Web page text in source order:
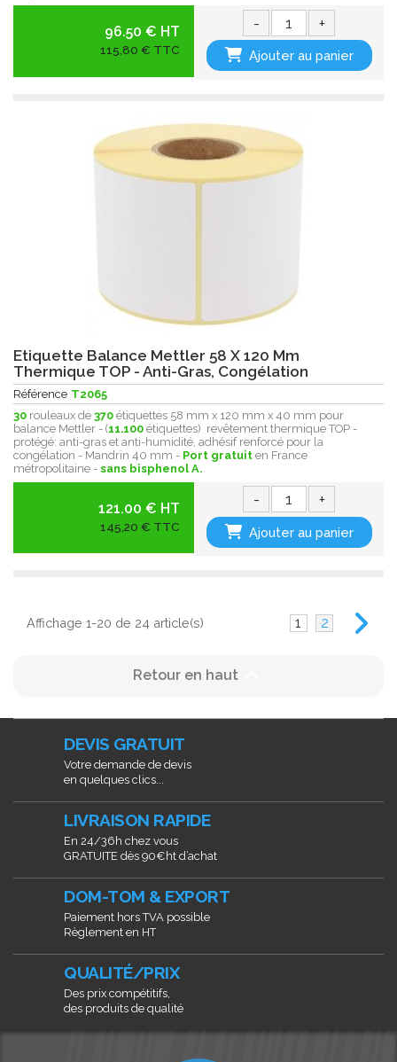
96.50 € HT
115,80 € TTC
- +
Ajouter au panier
Etiquette Balance Mettler 58 X 120 Mm
Thermique TOP - Anti-Gras, Congélation
Référence T2065
30 rouleaux de 370 étiquettes 58 mm x 120 mm x 40 mm pour
balance Mettler - (11.100 étiquettes) revêtement thermique TOP -
protégé: anti-gras et anti-humidité , adhésif renforcé pour la
congélation - Mandrin 40 mm - Port gratuit en France
métropolitaine - sans bisphenol A.
121.00 € HT
145,20 € TTC
- +
Ajouter au panier
Affichage 1-20 de 24 article(s) 1 2
Retour en haut
DEVIS GRATUIT
Votre demande de devis
en quelques clics...
LIVRAISON RAPIDE
En 24/36h chez vous
GRATUITE dès 90€ht d’achat
DOM-TOM & EXPORT
Paiement hors TVA possible
Règlement en HT
QUALITÉ/PRIX
Des prix compétitifs,
des produits de qualité